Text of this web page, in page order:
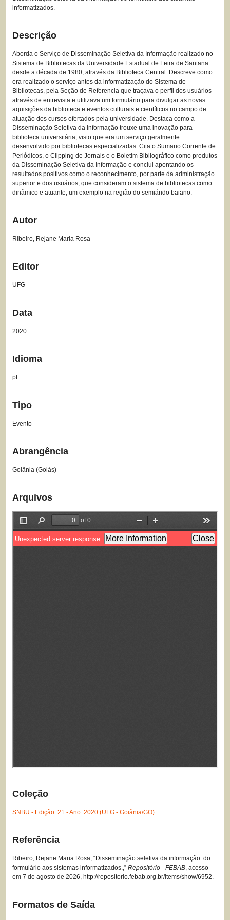
informatizados.
Descrição
Aborda o Serviço de Disseminação Seletiva da Informação realizado no
Sistema de Bibliotecas da Universidade Estadual de Feira de Santana
desde a década de 1980, através da Biblioteca Central. Descreve como
era realizado o serviço antes da informatização do Sistema de
Bibliotecas, pela Seção de Referencia que traçava o perfil dos usuários
através de entrevista e utilizava um formulário para divulgar as novas
aquisições da biblioteca e eventos culturais e científicos no campo de
atuação dos cursos ofertados pela universidade. Destaca como a
Disseminação Seletiva da Informação trouxe uma inovação para
biblioteca universitária, visto que era um serviço geralmente
desenvolvido por bibliotecas especializadas. Cita o Sumario Corrente de
Periódicos, o Clipping de Jornais e o Boletim Bibliográfico como produtos
da Disseminação Seletiva da Informação e conclui apontando os
resultados positivos como o reconhecimento, por parte da administração
superior e dos usuários, que consideram o sistema de bibliotecas como
dinâmico e atuante, um exemplo na região do semiárido baiano.
Autor
Ribeiro, Rejane Maria Rosa
Editor
UFG
Data
2020
Idioma
pt
Tipo
Evento
Abrangência
Goiânia (Goiás)
Arquivos
Coleção
SNBU - Edição: 21 - Ano: 2020 (UFG - Goiânia/GO)
Referência
Ribeiro, Rejane Maria Rosa, “Disseminação seletiva da informação: do
formulário aos sistemas informatizados.,” Repositório - FEBAB, acesso
em 7 de agosto de 2026, http://repositorio.febab.org.br/items/show/6952.
Formatos de Saída